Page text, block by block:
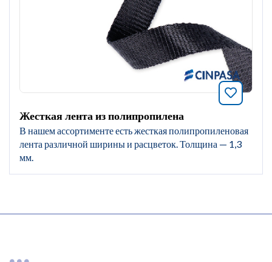
Жесткая лента из полипропилена
В нашем ассортименте есть жесткая полипропиленовая
лента различной ширины и расцветок. Толщина — 1,3
мм.